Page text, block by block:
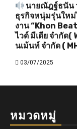
นายณัฎฐ์ธนัน
ธุรกิจหนุ่มรุ่นใหม่
งาน “Khon
ไวด์ มีเดีย จำกัด(
นเม้นท์ จำกัด (
03/07/2025
หมวดหมู่